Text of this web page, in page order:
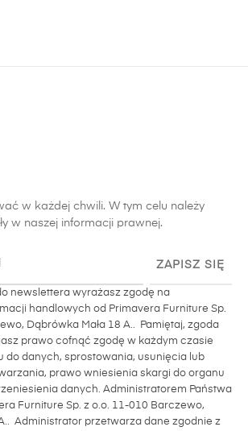
w każdej chwili. W tym celu należy
w naszej informacji prawnej.
ZAPISZ SIĘ
newslettera wyrażasz zgodę na
handlowych od Primavera Furniture Sp.
Dąbrówka Mała 18 A.. Pamiętaj, zgoda
prawo cofnąć zgodę w każdym czasie
do danych, sprostowania, usunięcia lub
prawo wniesienia skargi do organu
danych. Administratorem Państwa
Furniture Sp. z o.o. 11-010 Barczewo,
Administrator przetwarza dane zgodnie z